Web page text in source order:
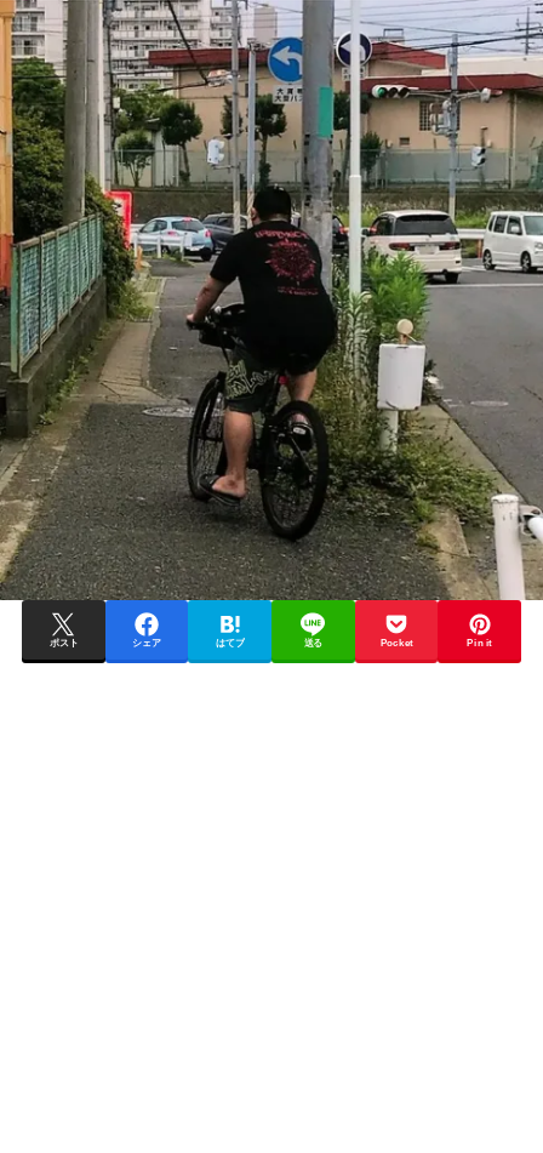
ポスト シェア はてブ 送る Pocket Pin it